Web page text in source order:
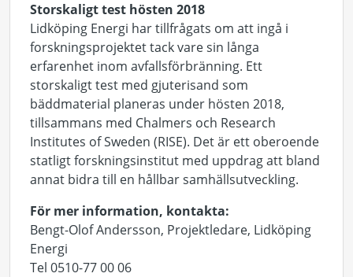
Storskaligt test hösten 2018
Lidköping Energi har tillfrågats om att ingå i
forskningsprojektet tack vare sin långa
erfarenhet inom avfallsförbränning. Ett
storskaligt test med gjuterisand som
bäddmaterial planeras under hösten 2018,
tillsammans med Chalmers och Research
Institutes of Sweden (RISE). Det är ett oberoende
statligt forskningsinstitut med uppdrag att bland
annat bidra till en hållbar samhällsutveckling.
För mer information, kontakta:
Bengt-Olof Andersson, Projektledare, Lidköping
Energi
Tel 0510-77 00 06